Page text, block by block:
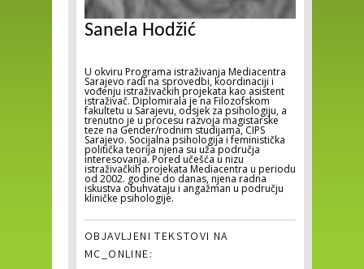
Sanela Hodžić
U okviru Programa istraživanja Mediacentra
Sarajevo radi na sprovedbi, koordinaciji i
vođenju istraživačkih projekata kao asistent
istraživač. Diplomirala je na Filozofskom
fakultetu u Sarajevu, odsjek za psihologiju, a
trenutno je u procesu razvoja magistarske
teze na Gender/rodnim studijama, CIPS
Sarajevo. Socijalna psihologija i feministička
politička teorija njena su uža područja
interesovanja. Pored učešća u nizu
istraživačkih projekata Mediacentra u periodu
od 2002. godine do danas, njena radna
iskustva obuhvataju i angažman u području
kliničke psihologije.
OBJAVLJENI TEKSTOVI NA
MC_ONLINE: